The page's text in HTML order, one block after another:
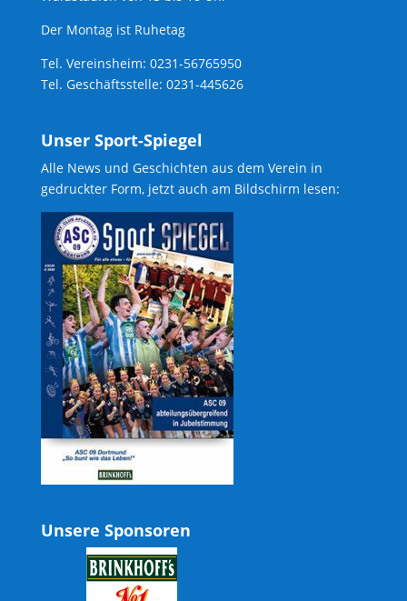
Der Montag ist Ruhetag
Tel. Vereinsheim: 0231-56765950
Tel. Geschäftsstelle: 0231-445626
Unser Sport-Spiegel
Alle News und Geschichten aus dem Verein in
gedruckter Form, jetzt auch am Bildschirm lesen:
Unsere Sponsoren